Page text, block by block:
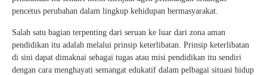
pencetus perubahan dalam lingkup kehidupan bermasyarakat.
Salah satu bagian terpenting dari seruan ke luar dari zona aman
pendidikan itu adalah melalui prinsip keterlibatan. Prinsip keterlibatan
di sini dapat dimaknai sebagai tugas atau misi pendidikan itu sendiri
dengan cara menghayati semangat edukatif dalam pelbagai situasi hidup